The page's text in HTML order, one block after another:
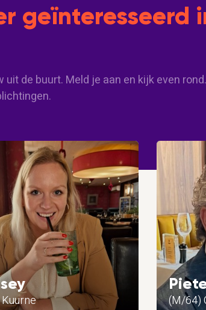
geïnteresseerd
de buurt. Meld je aan en kijk even rond.
(M/64)